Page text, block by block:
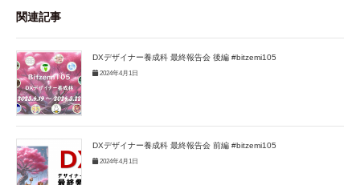
関連記事
DXデザイナー養成科 最終報告会 後編 #bitzemi105
2024年4月1日
DXデザイナー養成科 最終報告会 前編 #bitzemi105
2024年4月1日